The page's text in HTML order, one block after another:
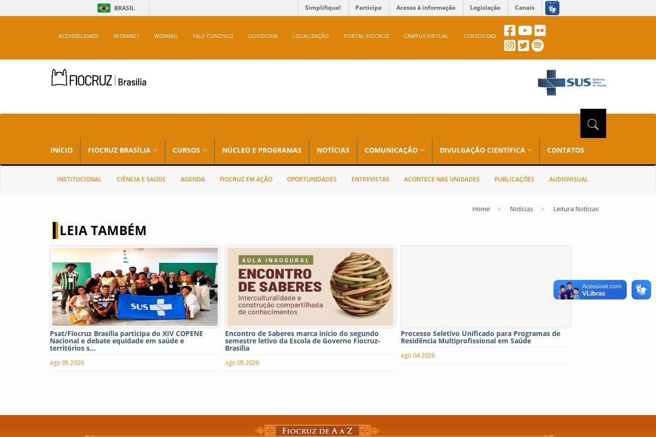
BRASIL Simplifique! Participe Acesso à informação Legislação Canais
ACESSIBILIDADE INTRANET WEBMAIL FALE CONOSCO OUVIDORIA LOCALIZAÇÃO PORTAL FIOCRUZ CAMPUS VIRTUAL CURSOS EAD
INÍCIO FIOCRUZ BRASÍLIA CURSOS NÚCLEO E PROGRAMAS NOTÍCIAS COMUNICAÇÃO DIVULGAÇÃO CIENTÍFICA CONTATOS
INSTITUCIONAL CIÊNCIA E SAÚDE AGENDA FIOCRUZ EM AÇÃO OPORTUNIDADES ENTREVISTAS ACONTECE NAS UNIDADES PUBLICAÇÕES AUDIOVISUAL
Home > Notícias > Leitura Notícias
LEIA TAMBÉM
Psat/Fiocruz Brasília participa do XIV COPENE
Nacional e debate equidade em saúde e
territórios s...
ago 05 2026
Encontro de Saberes marca início do segundo
semestre letivo da Escola de Governo Fiocruz-
Brasília
ago 05 2026
Processo Seletivo Unificado para Programas de
Residência Multiprofissional em Saúde
ago 04 2026